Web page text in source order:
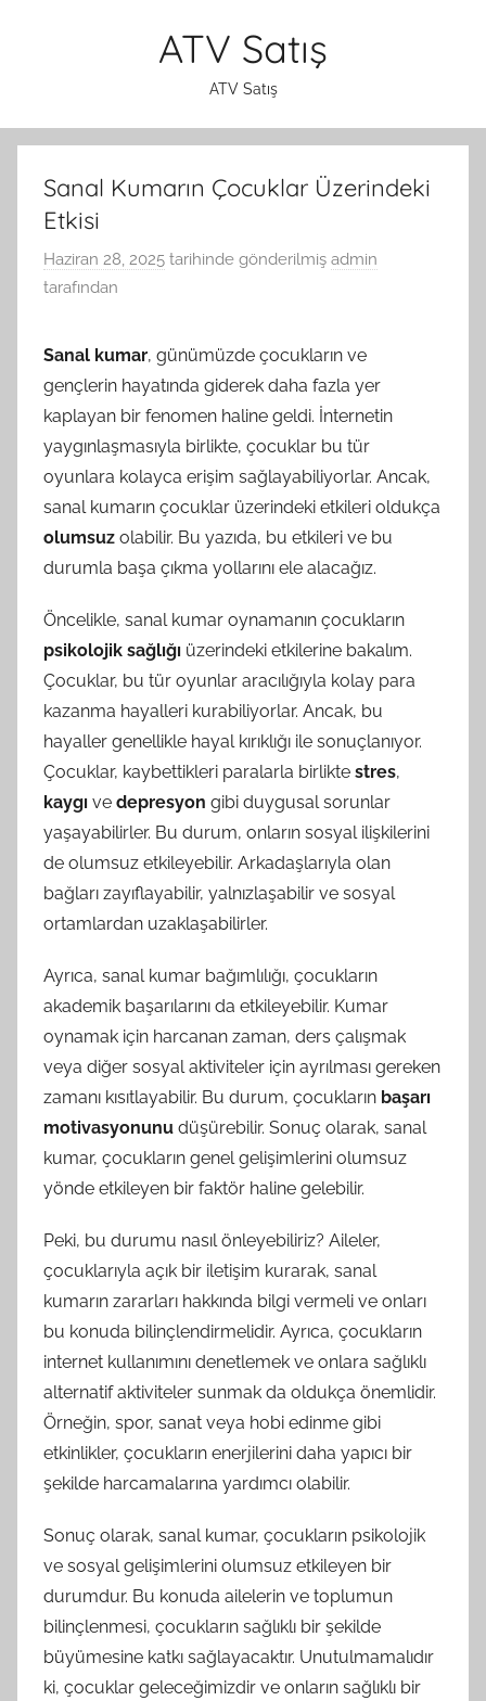
ATV Satış
ATV Satış
Sanal Kumarın Çocuklar Üzerindeki
Etkisi
Haziran 28, 2025 tarihinde gönderilmiş admin
tarafından
Sanal kumar, günümüzde çocukların ve
gençlerin hayatında giderek daha fazla yer
kaplayan bir fenomen haline geldi. İnternetin
yaygınlaşmasıyla birlikte, çocuklar bu tür
oyunlara kolayca erişim sağlayabiliyorlar. Ancak,
sanal kumarın çocuklar üzerindeki etkileri oldukça
olumsuz olabilir. Bu yazıda, bu etkileri ve bu
durumla başa çıkma yollarını ele alacağız.
Öncelikle, sanal kumar oynamanın çocukların
psikolojik sağlığı üzerindeki etkilerine bakalım.
Çocuklar, bu tür oyunlar aracılığıyla kolay para
kazanma hayalleri kurabiliyorlar. Ancak, bu
hayaller genellikle hayal kırıklığı ile sonuçlanıyor.
Çocuklar, kaybettikleri paralarla birlikte stres,
kaygı ve depresyon gibi duygusal sorunlar
yaşayabilirler. Bu durum, onların sosyal ilişkilerini
de olumsuz etkileyebilir. Arkadaşlarıyla olan
bağları zayıflayabilir, yalnızlaşabilir ve sosyal
ortamlardan uzaklaşabilirler.
Ayrıca, sanal kumar bağımlılığı, çocukların
akademik başarılarını da etkileyebilir. Kumar
oynamak için harcanan zaman, ders çalışmak
veya diğer sosyal aktiviteler için ayrılması gereken
zamanı kısıtlayabilir. Bu durum, çocukların başarı
motivasyonunu düşürebilir. Sonuç olarak, sanal
kumar, çocukların genel gelişimlerini olumsuz
yönde etkileyen bir faktör haline gelebilir.
Peki, bu durumu nasıl önleyebiliriz? Aileler,
çocuklarıyla açık bir iletişim kurarak, sanal
kumarın zararları hakkında bilgi vermeli ve onları
bu konuda bilinçlendirmelidir. Ayrıca, çocukların
internet kullanımını denetlemek ve onlara sağlıklı
alternatif aktiviteler sunmak da oldukça önemlidir.
Örneğin, spor, sanat veya hobi edinme gibi
etkinlikler, çocukların enerjilerini daha yapıcı bir
şekilde harcamalarına yardımcı olabilir.
Sonuç olarak, sanal kumar, çocukların psikolojik
ve sosyal gelişimlerini olumsuz etkileyen bir
durumdur. Bu konuda ailelerin ve toplumun
bilinçlenmesi, çocukların sağlıklı bir şekilde
büyümesine katkı sağlayacaktır. Unutulmamalıdır
ki, çocuklar geleceğimizdir ve onların sağlıklı bir